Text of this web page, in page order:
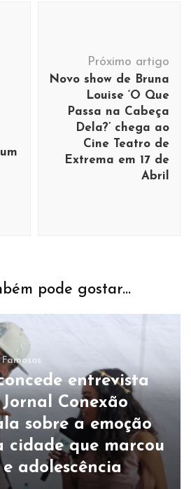
Próximo artigo
Novo show de Bruna
Louise ‘O Que
Passa na Cabeça
Dela?’ chega ao
Cine Teatro de
Extrema em 17 de
Abril
pode gostar...
entrevista
Conexão
sobre a emoção
cidade que marcou
adolescência